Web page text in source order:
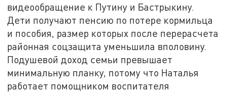
видеообращение к Путину и Бастрыкину.
Дети получают пенсию по потере кормильца
и пособия, размер которых после перерасчета
районная соцзащита уменьшила вполовину.
Подушевой доход семьи превышает
минимальную планку, потому что Наталья
работает помощником воспитателя